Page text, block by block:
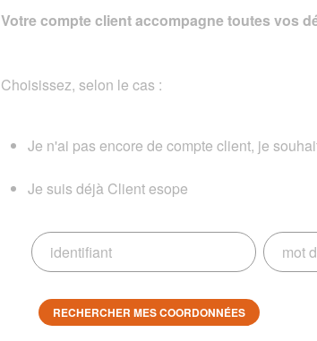
Votre compte client accompagne toutes vos
Choisissez, selon le cas :
Je n'ai pas encore de compte client, je
Je suis déjà Client esope
RECHERCHER MES COORDONNÉES